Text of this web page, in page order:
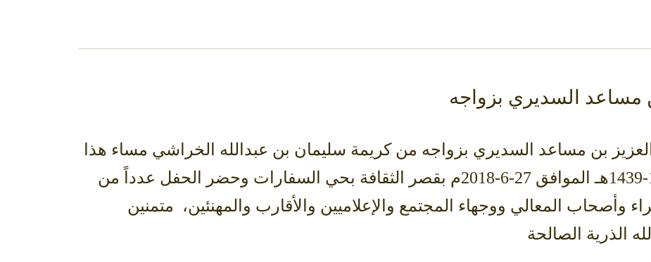
مساعد السديري بزواجه
بن مساعد السديري بزواجه من كريمة سليمان بن عبدالله الخراشي مساء هذا
اليوم الاربعاء 13-10-1439هـ الموافق 27-6-2018م بقصر الثقافة بحي السفارات وحضر الحفل عدداً من
وأصحاب المعالي ووجهاء المجتمع والإعلاميين والأقارب والمهنئين، متمنين
الذرية الصالحة